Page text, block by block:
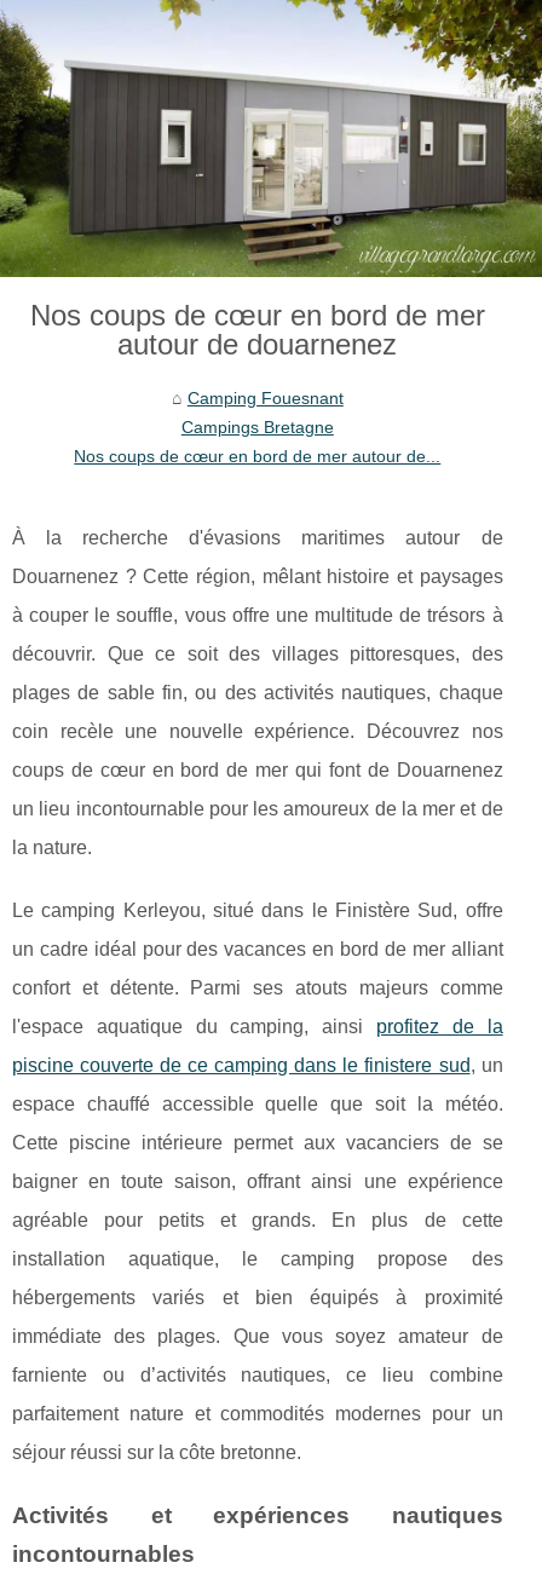
Nos coups de cœur en bord de mer
autour de douarnenez
Camping Fouesnant
Campings Bretagne
Nos coups de cœur en bord de mer autour de...
À la recherche d'évasions maritimes autour de
Douarnenez ? Cette région, mêlant histoire et paysages
à couper le souffle, vous offre une multitude de trésors à
découvrir. Que ce soit des villages pittoresques, des
plages de sable fin, ou des activités nautiques, chaque
coin recèle une nouvelle expérience. Découvrez nos
coups de cœur en bord de mer qui font de Douarnenez
un lieu incontournable pour les amoureux de la mer et de
la nature.
Le camping Kerleyou, situé dans le Finistère Sud, offre
un cadre idéal pour des vacances en bord de mer alliant
confort et détente. Parmi ses atouts majeurs comme
l'espace aquatique du camping, ainsi profitez de la
piscine couverte de ce camping dans le finistere sud, un
espace chauffé accessible quelle que soit la météo.
Cette piscine intérieure permet aux vacanciers de se
baigner en toute saison, offrant ainsi une expérience
agréable pour petits et grands. En plus de cette
installation aquatique, le camping propose des
hébergements variés et bien équipés à proximité
immédiate des plages. Que vous soyez amateur de
farniente ou d’activités nautiques, ce lieu combine
parfaitement nature et commodités modernes pour un
séjour réussi sur la côte bretonne.
Activités et expériences nautiques
incontournables